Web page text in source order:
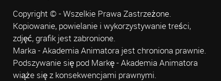
Copyright © - Wszelkie Prawa Zastrzeżone.
Kopiowanie, powielanie i wykorzystywanie treści,
zdjęć, grafik jest zabronione.
Marka - Akademia Animatora jest chroniona prawnie.
Podszywanie się pod Markę - Akademia Animatora
wiąże się z konsekwencjami prawnymi.